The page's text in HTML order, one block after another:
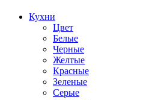
Кухни
Цвет
Белые
Черные
Желтые
Красные
Зеленые
Серые